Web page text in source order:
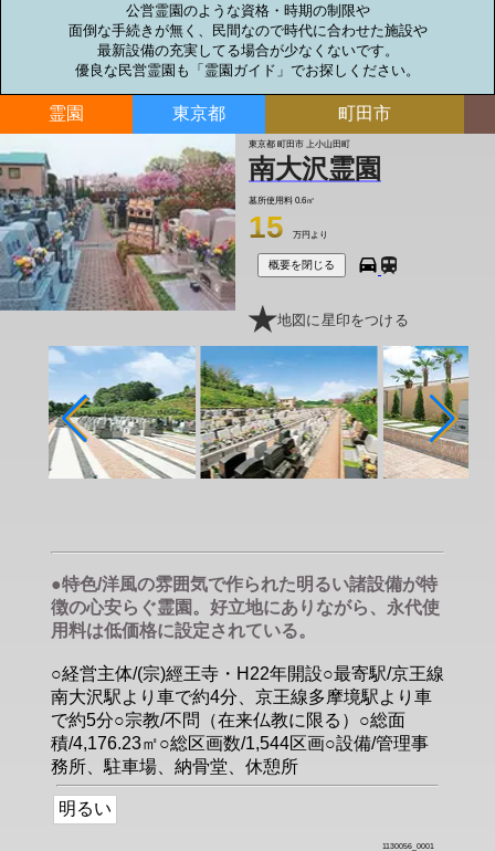
公営霊園のような資格・時期の制限や
面倒な手続きが無く、民間なので時代に合わせた施設や
最新設備の充実してる場合が少なくないです。
優良な民営霊園も「霊園ガイド」でお探しください。
霊園 東京都 町田市
東京都 町田市 上小山田町
南大沢霊園
墓所使用料 0.6㎡
15 万円より
概要を閉じる
地図に星印をつける
●特色/洋風の雰囲気で作られた明るい諸設備が特
徴の心安らぐ霊園。好立地にありながら、永代使
用料は低価格に設定されている。
○経営主体/(宗)經王寺・H22年開設○最寄駅/京王線
南大沢駅より車で約4分、京王線多摩境駅より車
で約5分○宗教/不問（在来仏教に限る）○総面
積/4,176.23㎡○総区画数/1,544区画○設備/管理事
務所、駐車場、納骨堂、休憩所
明るい
1130056_0001